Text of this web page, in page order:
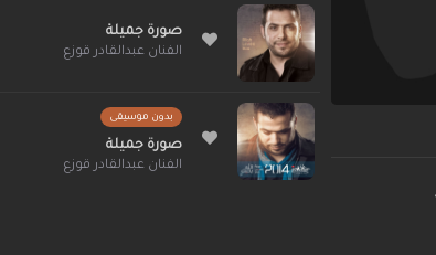
صورة جميلة
الفنان عبدالقادر قوزع
بدون موسيقى
صورة جميلة
الفنان عبدالقادر قوزع